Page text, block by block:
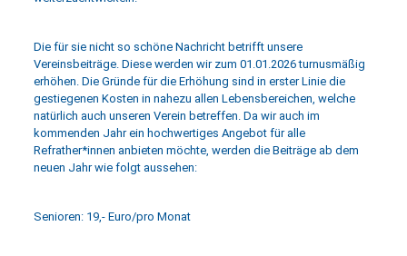
Die für sie nicht so schöne Nachricht betrifft unsere
Vereinsbeiträge. Diese werden wir zum 01.01.2026 turnusmäßig
erhöhen. Die Gründe für die Erhöhung sind in erster Linie die
gestiegenen Kosten in nahezu allen Lebensbereichen, welche
natürlich auch unseren Verein betreffen. Da wir auch im
kommenden Jahr ein hochwertiges Angebot für alle
Refrather*innen anbieten möchte, werden die Beiträge ab dem
neuen Jahr wie folgt aussehen:
Senioren: 19,- Euro/pro Monat